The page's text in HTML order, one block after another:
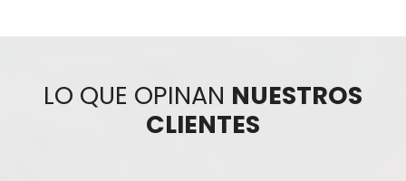
LO QUE OPINAN NUESTROS
CLIENTES